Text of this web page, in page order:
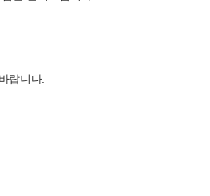
랍니다.